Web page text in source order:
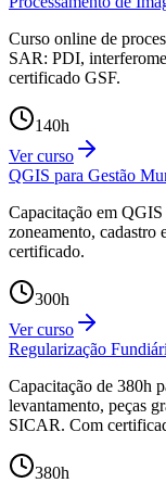
Curso online de
SAR: PDI,
certificado GSF.
140h
Ver curso
QGIS para Gestão
Capacitação em
zoneamento,
certificado.
300h
Ver curso
Regularização
Capacitação de 380h
levantamento, peças
SICAR. Com
380h